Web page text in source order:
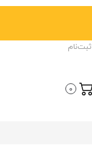
ثبت‌نام
0